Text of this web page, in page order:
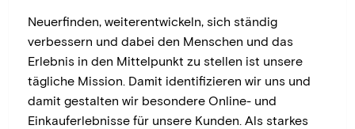
Neuerfinden, weiterentwickeln, sich ständig
verbessern und dabei den Menschen und das
Erlebnis in den Mittelpunkt zu stellen ist unsere
tägliche Mission. Damit identifizieren wir uns und
damit gestalten wir besondere Online- und
Einkauferlebnisse für unsere Kunden. Als starkes